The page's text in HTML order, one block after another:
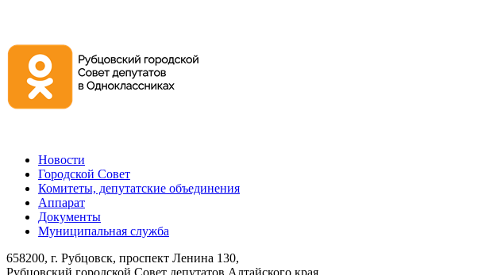
Новости
Городской Совет
Комитеты, депутатские объединения
Аппарат
Документы
Муниципальная служба
658200, г. Рубцовск, проспект Ленина 130,